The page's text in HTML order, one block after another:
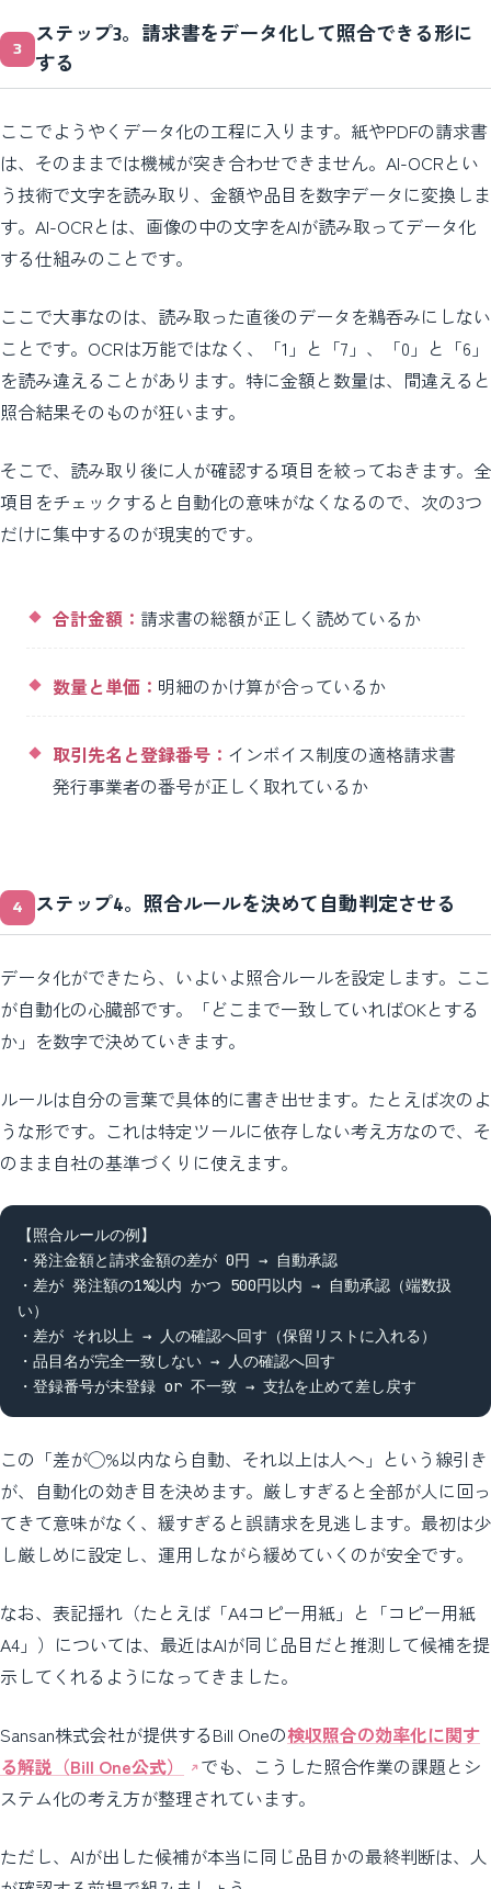
ステップ3。請求書をデータ化して照合できる形に
する
ここでようやくデータ化の工程に入ります。紙やPDFの請求書
は、そのままでは機械が突き合わせできません。AI-OCRとい
う技術で文字を読み取り、金額や品目を数字データに変換しま
す。AI-OCRとは、画像の中の文字をAIが読み取ってデータ化
する仕組みのことです。
ここで大事なのは、読み取った直後のデータを鵜呑みにしない
ことです。OCRは万能ではなく、「1」と「7」、「0」と「6」
を読み違えることがあります。特に金額と数量は、間違えると
照合結果そのものが狂います。
そこで、読み取り後に人が確認する項目を絞っておきます。全
項目をチェックすると自動化の意味がなくなるので、次の3つ
だけに集中するのが現実的です。
合計金額： 請求書の総額が正しく読めているか
数量と単価： 明細のかけ算が合っているか
取引先名と登録番号： インボイス制度の適格請求書
発行事業者の番号が正しく取れているか
ステップ4。照合ルールを決めて自動判定させる
データ化ができたら、いよいよ照合ルールを設定します。ここ
が自動化の心臓部です。「どこまで一致していればOKとする
か」を数字で決めていきます。
ルールは自分の言葉で具体的に書き出せます。たとえば次のよ
うな形です。これは特定ツールに依存しない考え方なので、そ
のまま自社の基準づくりに使えます。
【照合ルールの例】
・発注金額と請求金額の差が 0円 → 自動承認
・差が 発注額の1%以内 かつ 500円以内 → 自動承認（端数扱
い）
・差が それ以上 → 人の確認へ回す（保留リストに入れる）
・品目名が完全一致しない → 人の確認へ回す
・登録番号が未登録 or 不一致 → 支払を止めて差し戻す
この「差が◯%以内なら自動、それ以上は人へ」という線引き
が、自動化の効き目を決めます。厳しすぎると全部が人に回っ
てきて意味がなく、緩すぎると誤請求を見逃します。最初は少
し厳しめに設定し、運用しながら緩めていくのが安全です。
なお、表記揺れ（たとえば「A4コピー用紙」と「コピー用紙
A4」）については、最近はAIが同じ品目だと推測して候補を提
示してくれるようになってきました。
Sansan株式会社が提供するBill Oneの検収照合の効率化に関す
る解説（Bill One公式）
でも、こうした照合作業の課題とシ
ステム化の考え方が整理されています。
ただし、AIが出した候補が本当に同じ品目かの最終判断は、人